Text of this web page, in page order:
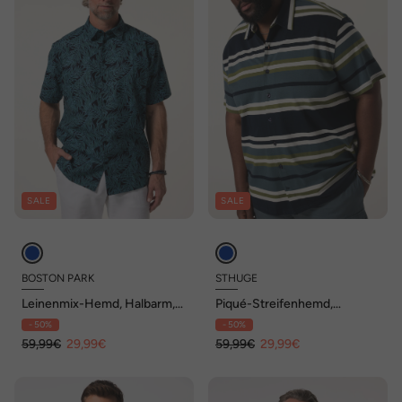
SALE
BOSTON PARK
Leinenmix-Hemd, Halbarm,
floraler Print, Kentkragen,
Comfort Fit, bis 8 XL
- 50%
59,99€ 29,99€
SALE
STHUGE
Piqué-Streifenhemd,
Halbarm, kastiger Fit, bis 8 XL
- 50%
59,99€ 29,99€